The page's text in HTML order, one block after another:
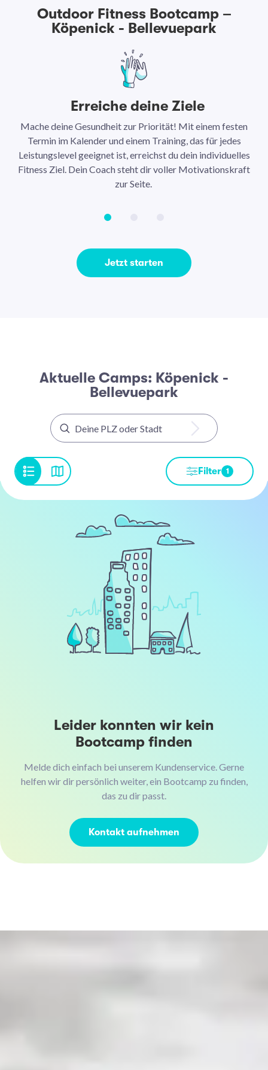
Outdoor Fitness Bootcamp –
Köpenick - Bellevuepark
Erreiche deine Ziele
Mache deine Gesundheit zur Priorität! Mit einem festen
Termin im Kalender und einem Training, das für jedes
Leistungslevel geeignet ist, erreichst du dein individuelles
Fitness Ziel. Dein Coach steht dir voller Motivationskraft
zur Seite.
Jetzt starten
Aktuelle Camps: Köpenick -
Bellevuepark
Filter 1
Leider konnten wir kein
Bootcamp finden
Melde dich einfach bei unserem Kundenservice. Gerne
helfen wir dir persönlich weiter, ein Bootcamp zu finden,
das zu dir passt.
Kontakt aufnehmen